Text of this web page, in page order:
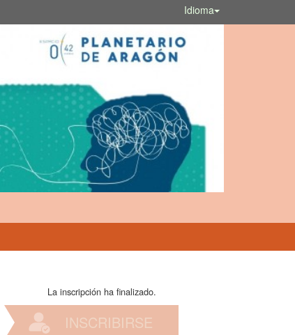
Idioma
La inscripción ha finalizado.
INSCRIBIRSE